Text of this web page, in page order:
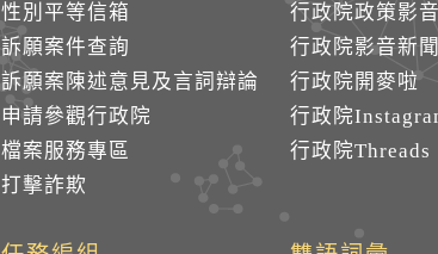
性別平等信箱
訴願案件查詢
訴願案陳述意見及言詞辯論
申請參觀行政院
檔案服務專區
打擊詐欺
行政院政策影
行政院影音新聞
行政院開麥啦
行政院
行政院Threads